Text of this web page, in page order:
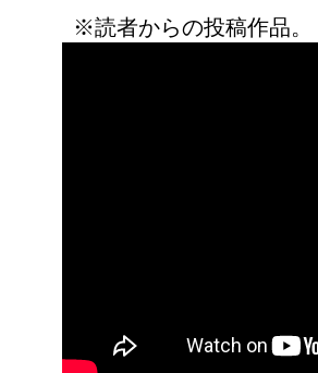
※読者からの投稿作品